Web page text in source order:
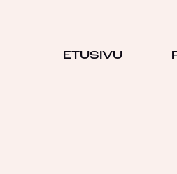
ETUSIVU